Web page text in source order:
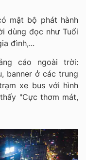
mật bộ phát hành
dùng đọc như Tuổi
đình,...
cáo ngoài trời:
banner ở các trung
xe bus với hình
"Cực thơm mát,